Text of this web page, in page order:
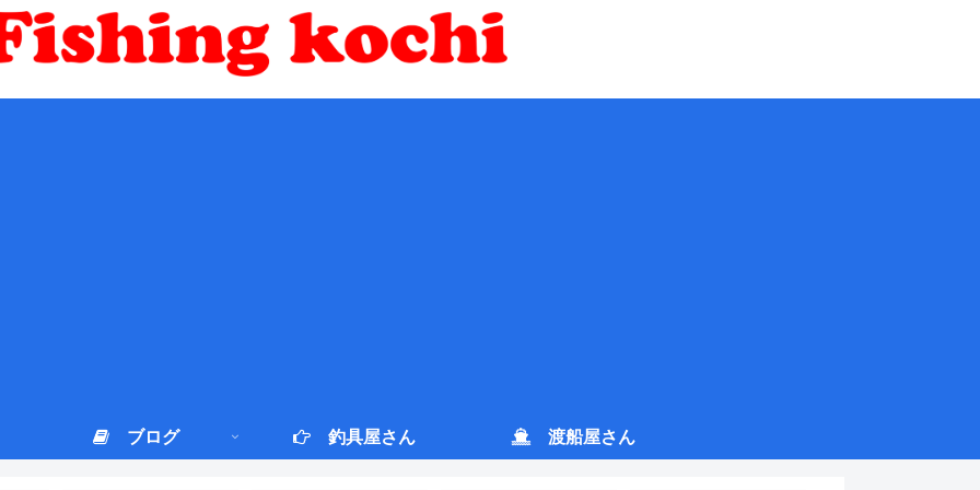
ブログ 釣具屋さん 渡船屋さん